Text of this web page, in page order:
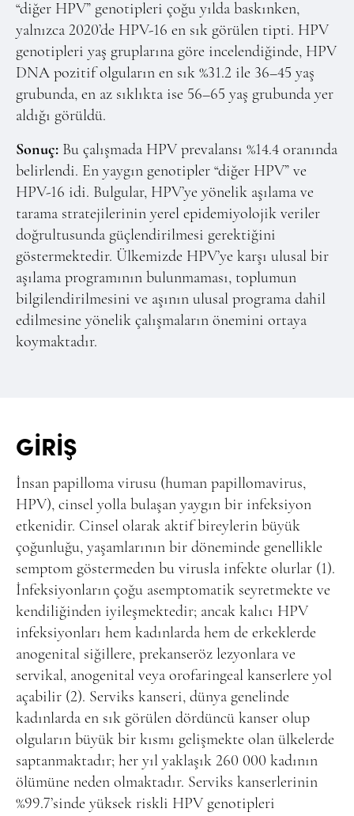
“diğer HPV” genotipleri çoğu yılda baskınken,
yalnızca 2020’de HPV-16 en sık görülen tipti. HPV
genotipleri yaş gruplarına göre incelendiğinde, HPV
DNA pozitif olguların en sık %31.2 ile 36–45 yaş
grubunda, en az sıklıkta ise 56–65 yaş grubunda yer
aldığı görüldü.
Sonuç: Bu çalışmada HPV prevalansı %14.4 oranında
belirlendi. En yaygın genotipler “diğer HPV” ve
HPV-16 idi. Bulgular, HPV’ye yönelik aşılama ve
tarama stratejilerinin yerel epidemiyolojik veriler
doğrultusunda güçlendirilmesi gerektiğini
göstermektedir. Ülkemizde HPV’ye karşı ulusal bir
aşılama programının bulunmaması, toplumun
bilgilendirilmesini ve aşının ulusal programa dahil
edilmesine yönelik çalışmaların önemini ortaya
koymaktadır.
GİRİŞ
İnsan papilloma virusu (human papillomavirus,
HPV), cinsel yolla bulaşan yaygın bir infeksiyon
etkenidir. Cinsel olarak aktif bireylerin büyük
çoğunluğu, yaşamlarının bir döneminde genellikle
semptom göstermeden bu virusla infekte olurlar (1).
İnfeksiyonların çoğu asemptomatik seyretmekte ve
kendiliğinden iyileşmektedir; ancak kalıcı HPV
infeksiyonları hem kadınlarda hem de erkeklerde
anogenital siğillere, prekanseröz lezyonlara ve
servikal, anogenital veya orofaringeal kanserlere yol
açabilir (2). Serviks kanseri, dünya genelinde
kadınlarda en sık görülen dördüncü kanser olup
olguların büyük bir kısmı gelişmekte olan ülkelerde
saptanmaktadır; her yıl yaklaşık 260 000 kadının
ölümüne neden olmaktadır. Serviks kanserlerinin
%99.7’sinde yüksek riskli HPV genotipleri